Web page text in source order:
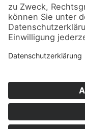
Online
überspringen